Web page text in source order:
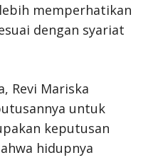
memperhatikan
dengan syariat
Revi Mariska
untuk
keputusan
hidupnya